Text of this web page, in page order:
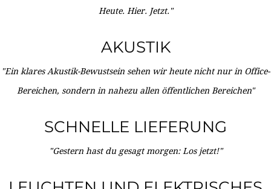
Heute. Hier. Jetzt."
AKUSTIK
"Ein klares Akustik-Bewustsein sehen wir heute nicht nur in Office-
Bereichen, sondern in nahezu allen öffentlichen Bereichen"
SCHNELLE LIEFERUNG
"Gestern hast du gesagt morgen: Los jetzt!"